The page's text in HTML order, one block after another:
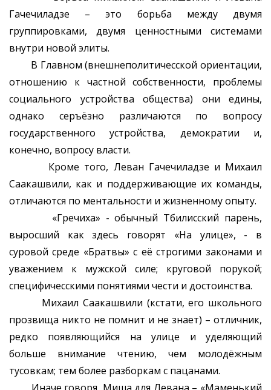
Гачечиладзе – это борьба между двумя
группировками, двумя ценностными системами
внутри новой элиты.
В Главном (внешнеполитичесской ориентации,
отношению к частной собственности, проблемы
социального устройства общества) они едины,
однако серъёзно различаются по вопросу
государственного устройства, демократии и,
конечно, вопросу власти.
Кроме того, Леван Гачечиладзе и Михаил
Саакашвили, как и поддерживающие их команды,
отличаются по ментальности и жизненному опыту.
«Гречиха» - обычный Тбилисский парень,
выросший как здесь говорят «На улице», - в
суровой среде «Братвы» с её строгими законами и
уважением к мужской силе; круговой порукой;
специфичесскими понятиями чести и достоинства.
Михаил Саакашвили (кстати, его школьного
прозвища никто не помнит и не знает) – отличник,
редко появляющийся на улице и уделяющий
больше внимание чтению, чем молодёжным
тусовкам; тем более разборкам с пацанами.